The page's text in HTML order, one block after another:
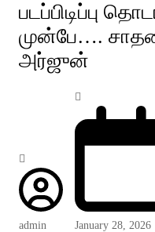
படப்பிடிப்பு
முன்பே….
அர்ஜுன்
admin January 28, 2026